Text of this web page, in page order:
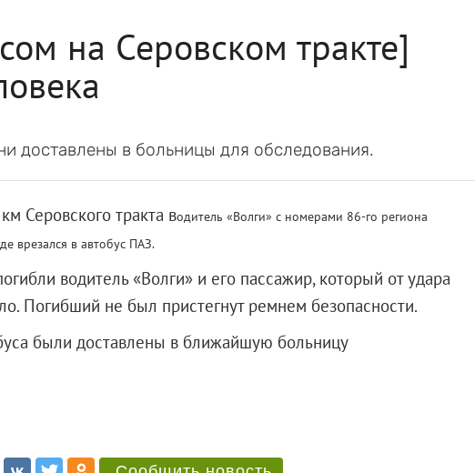
на Серовском тракте]
доставлены в больницы для обследования.
Серовского тракта водитель «Волги» с номерами 86-го региона
врезался в автобус ПАЗ.
водитель «Волги» и его пассажир, который от удара
Погибший не был пристегнут ремнем безопасности.
были доставлены в ближайшую больницу